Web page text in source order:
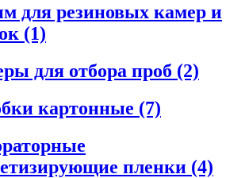
для резиновых камер и
(1)
для отбора проб (2)
картонные (7)
пленки (4)